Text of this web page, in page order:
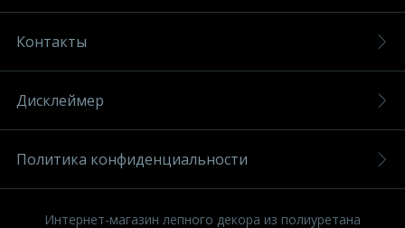
Контакты
Дисклеймер
Политика конфиденциальности
Интернет-магазин лепного декора из полиуретана